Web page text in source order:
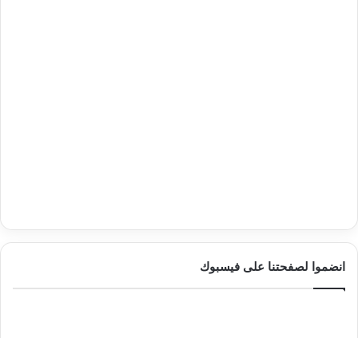
انضموا لصفحتنا على فيسبوك